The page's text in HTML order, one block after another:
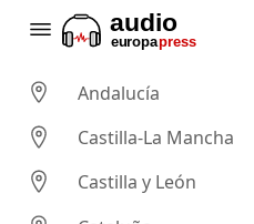
Andalucía
Castilla-La Mancha
Castilla y León